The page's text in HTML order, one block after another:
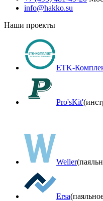
info@hakko.su
Наши проекты
ETK-
Pro'sKit'
Weller
Ersa